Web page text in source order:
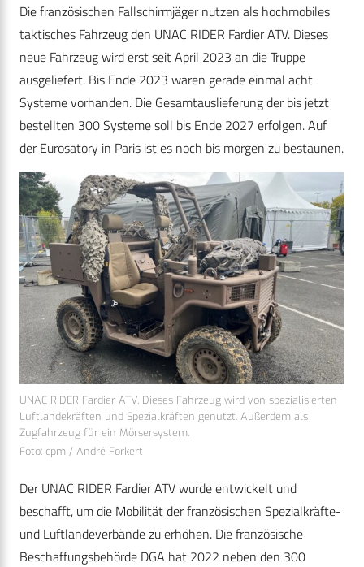
Die französischen Fallschirmjäger nutzen als hochmobiles
taktisches Fahrzeug den UNAC RIDER Fardier ATV. Dieses
neue Fahrzeug wird erst seit April 2023 an die Truppe
ausgeliefert. Bis Ende 2023 waren gerade einmal acht
Systeme vorhanden. Die Gesamtauslieferung der bis jetzt
bestellten 300 Systeme soll bis Ende 2027 erfolgen. Auf
der Eurosatory in Paris ist es noch bis morgen zu bestaunen.
UNAC RIDER Fardier ATV. Dieses Fahrzeug wird von spezialisierten
Luftlandekräften und Spezialkräften genutzt. Außerdem als
Zugfahrzeug für ein Mörsersystem.
Foto: cpm / André Forkert
Der UNAC RIDER Fardier ATV wurde entwickelt und
beschafft, um die Mobilität der französischen Spezialkräfte-
und Luftlandeverbände zu erhöhen. Die französische
Beschaffungsbehörde DGA hat 2022 neben den 300